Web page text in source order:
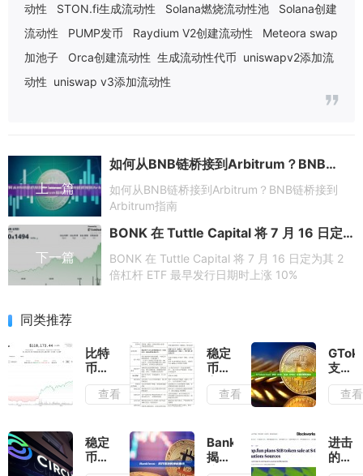
动性
STON.fi生成流动性 Solana燃烧流动性池
Solana创建
流动性
PUMP发币 Raydium V2创建流动性
Meteora swap
加池子
Orca创建流动性 生成流动性代币 uniswapv2添加流
动性 uniswap v3添加流动性
上一篇
如何从BNB链桥接到Arbitrum？BNB链桥接到Arbitrum指南
如何从BNB链桥接到Arbitrum？BNB链桥接到
Arbitrum指南
下一篇
BONK 在 Tuttle Capital 将 7 月 16 日定为其 2 倍杠杆 ETF 最早发行日期时上涨 10%
BONK 在 Tuttle Capital 将 7 月 16 日定为其 2
倍杠杆 ETF 最早发行日期时上涨 10%
同类推荐
比特
币突
破11
万美
于下
一次
查看
稳定
币法
案通
市场
格局
的改
查看
支持
BSC
生态
对智
能路
查看
稳定
币巨
头
Bankless：
揭开
暗池
进击
的